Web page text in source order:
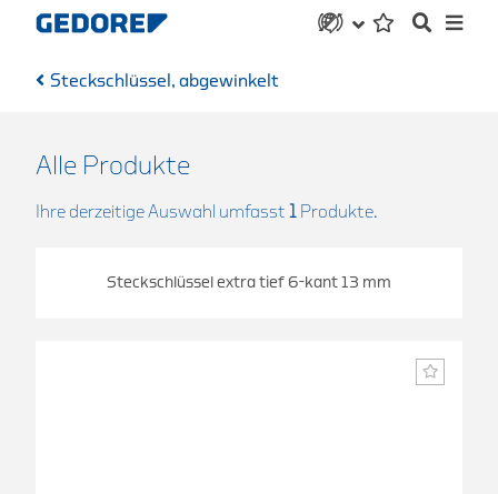
Steckschlüssel, abgewinkelt
Alle Produkte
Ihre derzeitige Auswahl umfasst 1 Produkte.
Steckschlüssel extra tief 6-kant 13 mm